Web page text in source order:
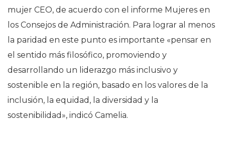
mujer CEO, de acuerdo con el informe Mujeres en
los Consejos de Administración. Para lograr al menos
la paridad en este punto es importante «pensar en
el sentido más filosófico, promoviendo y
desarrollando un liderazgo más inclusivo y
sostenible en la región, basado en los valores de la
inclusión, la equidad, la diversidad y la
sostenibilidad», indicó Camelia.